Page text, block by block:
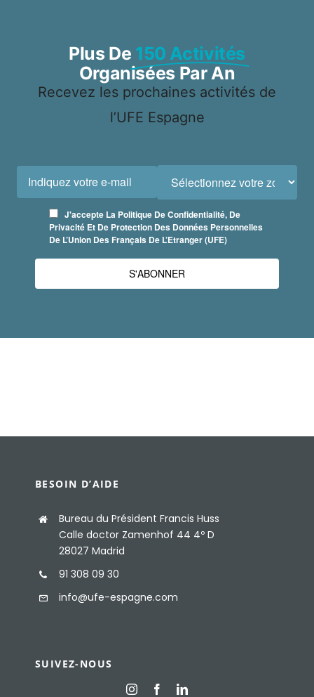
Plus De 150 Activités
Organisées Par An
Recevez les prochaines activités de
l’UFE Espagne
J'accepte La Politique De Confidentialité, De
Privacité Et De Protection Des Données Personnelles
De L’Union Des Français De L’Etranger (UFE)
S'ABONNER
BESOIN D’AIDE
Bureau du Président Francis Huss
Calle doctor Zamenhof 44 4º D
28027 Madrid
91 308 09 30
info@ufe-espagne.com
SUIVEZ-NOUS